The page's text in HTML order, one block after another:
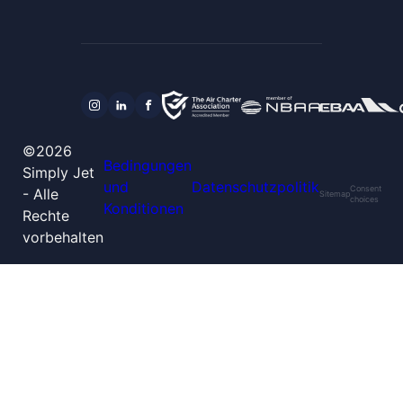
©2026
Simply Jet
- Alle
Rechte
vorbehalten
Bedingungen
und
Konditionen
DatenschutzpolitikSitemap
Consent
choices